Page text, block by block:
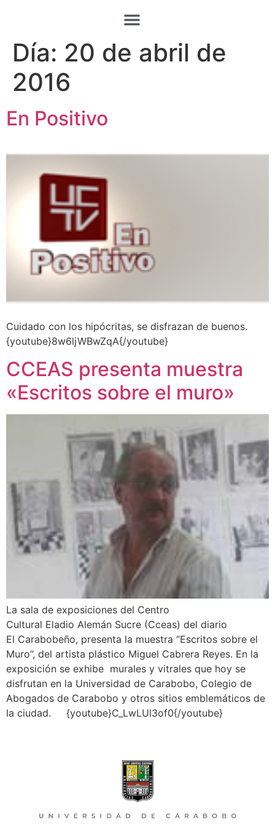
Día: 20 de abril de
2016
En Positivo
Cuidado con los hipócritas, se disfrazan de buenos.
{youtube}8w6ljWBwZqA{/youtube}
CCEAS presenta muestra
«Escritos sobre el muro»
La sala de exposiciones del Centro
Cultural Eladio Alemán Sucre (Cceas) del diario
El Carabobeño, presenta la muestra “Escritos sobre el
Muro”, del artista plástico Miguel Cabrera Reyes. En la
exposición se exhibe murales y vitrales que hoy se
disfrutan en la Universidad de Carabobo, Colegio de
Abogados de Carabobo y otros sitios emblemáticos de
la ciudad. {youtube}C_LwLUl3of0{/youtube}